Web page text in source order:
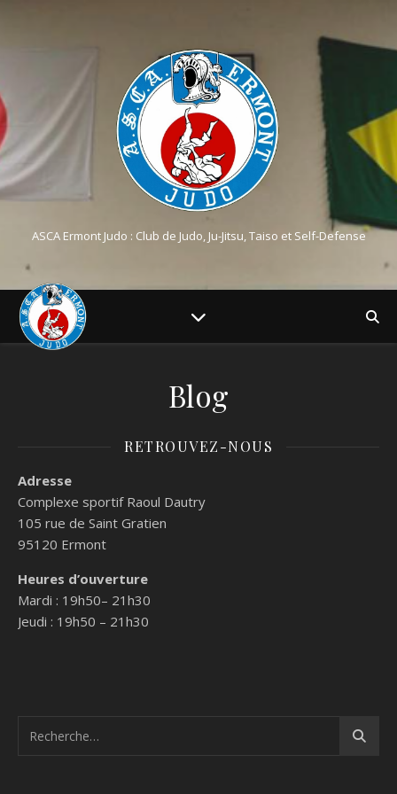
ASCA Ermont Judo : Club de Judo, Ju-Jitsu, Taiso et Self-Defense
Blog
RETROUVEZ-NOUS
Adresse
Complexe sportif Raoul Dautry
105 rue de Saint Gratien
95120 Ermont
Heures d’ouverture
Mardi : 19h50– 21h30
Jeudi : 19h50 – 21h30